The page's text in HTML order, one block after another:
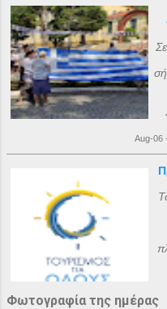
Aug-06
Φωτογραφία της ημέρας